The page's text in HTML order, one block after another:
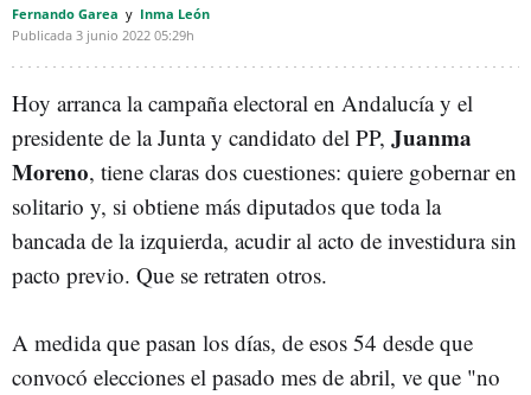
Fernando Garea
Inma León
Publicada 3 junio 2022 05:29h
Hoy arranca la campaña electoral en Andalucía y el
presidente de la Junta y candidato del PP, Juanma
Moreno, tiene claras dos cuestiones: quiere gobernar en
solitario y, si obtiene más diputados que toda la
bancada de la izquierda, acudir al acto de investidura sin
pacto previo. Que se retraten otros.
A medida que pasan los días, de esos 54 desde que
convocó elecciones el pasado mes de abril, ve que "no